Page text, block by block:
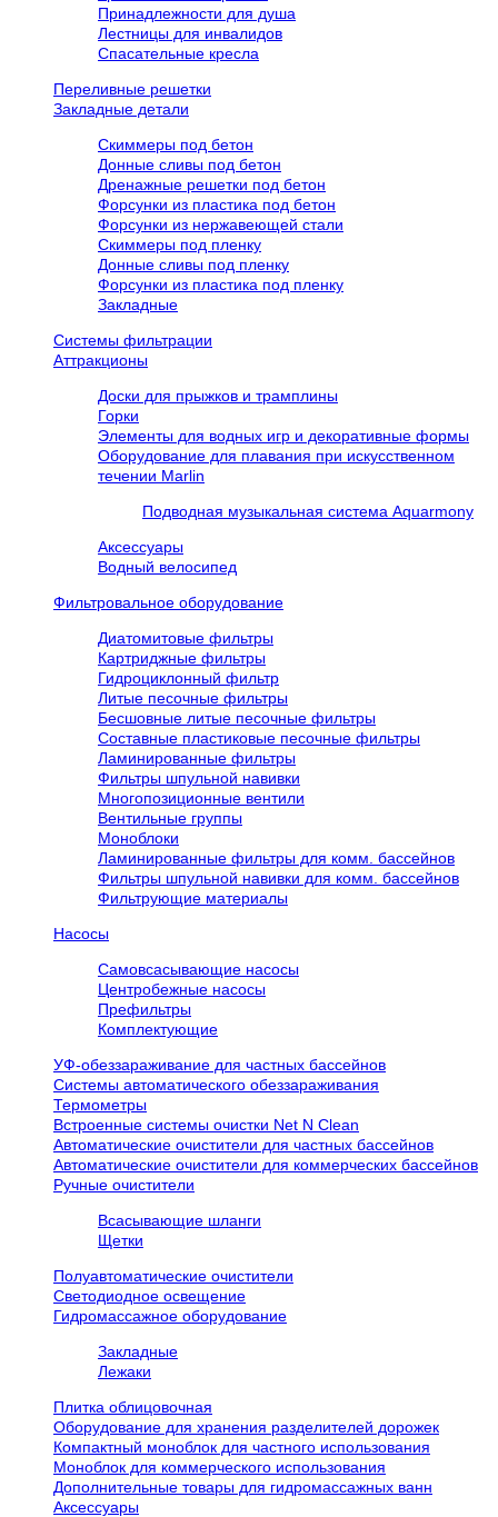
Принадлежности для душа
Лестницы для инвалидов
Спасательные кресла
Переливные решетки
Закладные детали
Скиммеры под бетон
Донные сливы под бетон
Дренажные решетки под бетон
Форсунки из пластика под бетон
Форсунки из нержавеющей стали
Скиммеры под пленку
Донные сливы под пленку
Форсунки из пластика под пленку
Закладные
Системы фильтрации
Аттракционы
Доски для прыжков и трамплины
Горки
Элементы для водных игр и декоративные формы
Оборудование для плавания при искусственном
течении Marlin
Подводная музыкальная система Aquarmony
Аксессуары
Водный велосипед
Фильтровальное оборудование
Диатомитовые фильтры
Картриджные фильтры
Гидроциклонный фильтр
Литые песочные фильтры
Бесшовные литые песочные фильтры
Составные пластиковые песочные фильтры
Ламинированные фильтры
Фильтры шпульной навивки
Многопозиционные вентили
Вентильные группы
Моноблоки
Ламинированные фильтры для комм. бассейнов
Фильтры шпульной навивки для комм. бассейнов
Фильтрующие материалы
Насосы
Самовсасывающие насосы
Центробежные насосы
Префильтры
Комплектующие
УФ-обеззараживание для частных бассейнов
Системы автоматического обеззараживания
Термометры
Встроенные системы очистки Net N Clean
Автоматические очистители для частных бассейнов
Автоматические очистители для коммерческих бассейнов
Ручные очистители
Всасывающие шланги
Щетки
Полуавтоматические очистители
Светодиодное освещение
Гидромассажное оборудование
Закладные
Лежаки
Плитка облицовочная
Оборудование для хранения разделителей дорожек
Компактный моноблок для частного использования
Моноблок для коммерческого использования
Дополнительные товары для гидромассажных ванн
Аксессуары